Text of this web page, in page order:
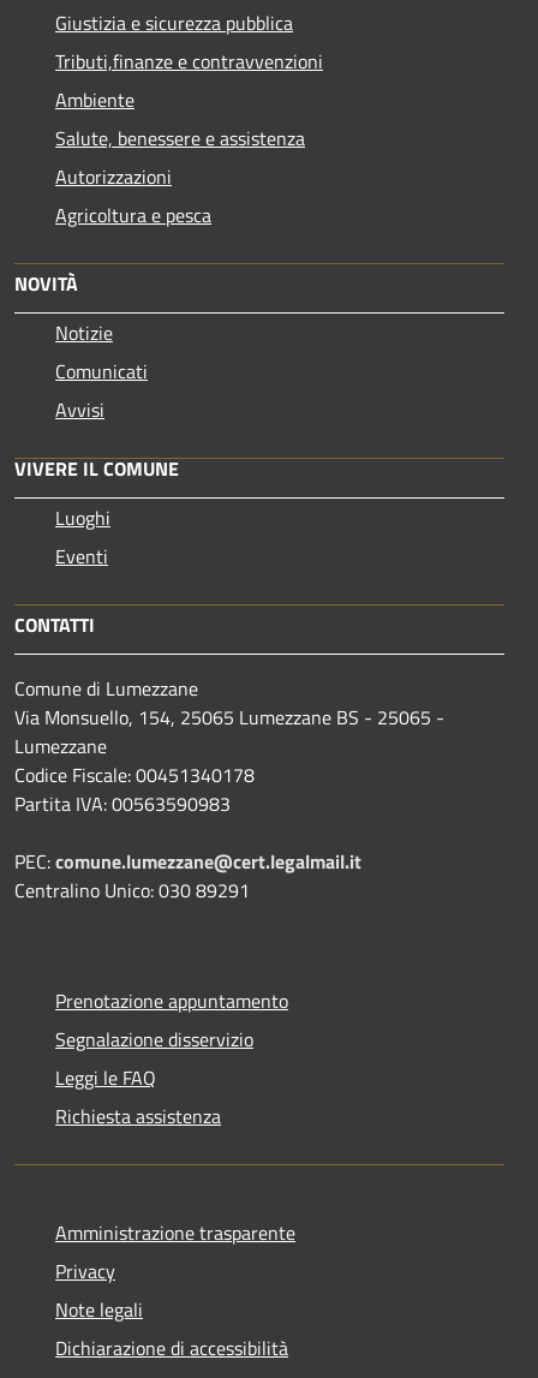
Giustizia e sicurezza pubblica
Tributi,finanze e contravvenzioni
Ambiente
Salute, benessere e assistenza
Autorizzazioni
Agricoltura e pesca
NOVITÀ
Notizie
Comunicati
Avvisi
VIVERE IL COMUNE
Luoghi
Eventi
CONTATTI
Comune di Lumezzane
Via Monsuello, 154, 25065 Lumezzane BS - 25065 -
Lumezzane
Codice Fiscale: 00451340178
Partita IVA: 00563590983
PEC:comune.lumezzane@cert.legalmail.it
Centralino Unico: 030 89291
Prenotazione appuntamento
Segnalazione disservizio
Leggi le FAQ
Richiesta assistenza
Amministrazione trasparente
Privacy
Note legali
Dichiarazione di accessibilità